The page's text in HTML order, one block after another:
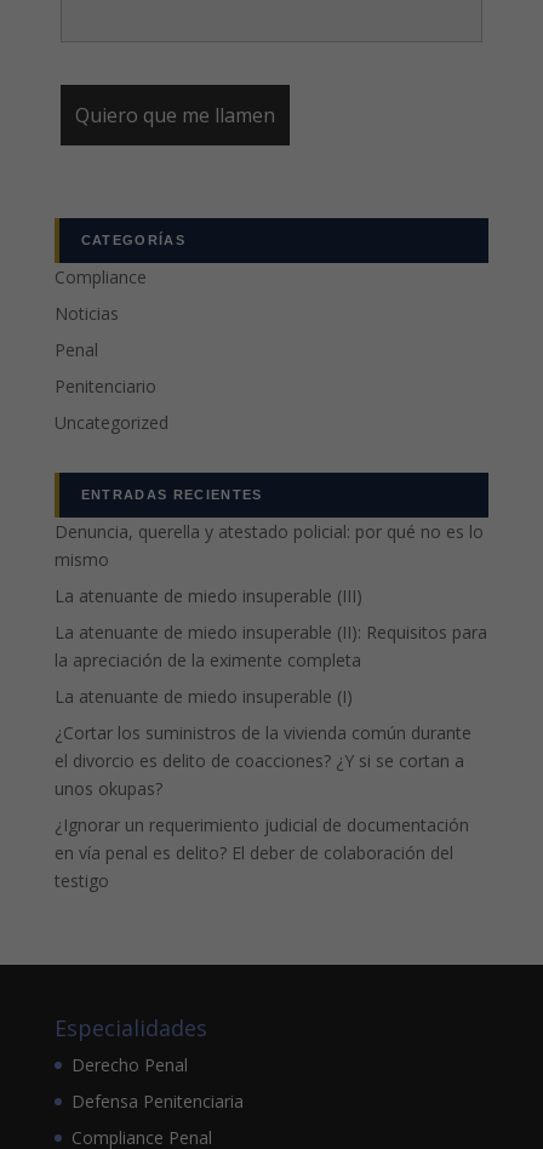
CATEGORÍAS
Compliance
Noticias
Penal
Penitenciario
Uncategorized
ENTRADAS RECIENTES
Denuncia, querella y atestado policial: por qué no es lo
mismo
La atenuante de miedo insuperable (III)
La atenuante de miedo insuperable (II): Requisitos para
la apreciación de la eximente completa
La atenuante de miedo insuperable (I)
¿Cortar los suministros de la vivienda común durante
el divorcio es delito de coacciones? ¿Y si se cortan a
unos okupas?
¿Ignorar un requerimiento judicial de documentación
en vía penal es delito? El deber de colaboración del
testigo
Especialidades
Derecho Penal
Defensa Penitenciaria
Compliance Penal